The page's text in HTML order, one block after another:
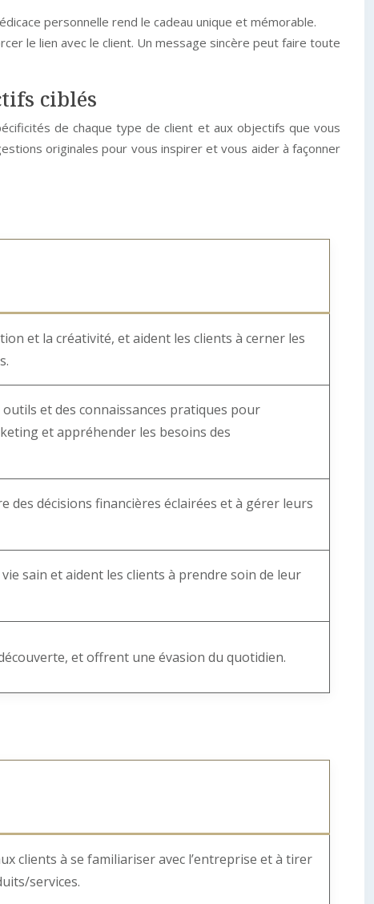
personnelle rend le cadeau unique et mémorable.
le lien avec le client. Un message sincère peut faire toute
ciblés
de chaque type de client et aux objectifs que vous
originales pour vous inspirer et vous aider à façonner
et la créativité, et aident les clients à cerner les
et des connaissances pratiques pour
et appréhender les besoins des
des décisions financières éclairées et à gérer leurs
sain et aident les clients à prendre soin de leur
et offrent une évasion du quotidien.
clients à se familiariser avec l’entreprise et à tirer
services.